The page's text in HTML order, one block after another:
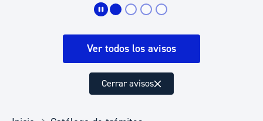
Ver todos los avisos
Cerrar avisos